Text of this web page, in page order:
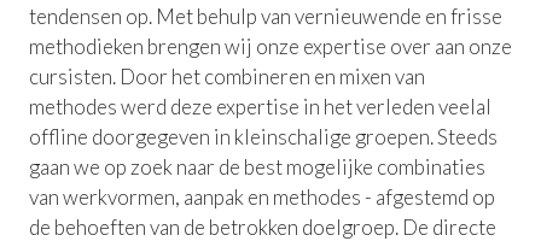
tendensen op. Met behulp van vernieuwende en frisse
methodieken brengen wij onze expertise over aan onze
cursisten. Door het combineren en mixen van
methodes werd deze expertise in het verleden veelal
offline doorgegeven in kleinschalige groepen. Steeds
gaan we op zoek naar de best mogelijke combinaties
van werkvormen, aanpak en methodes - afgestemd op
de behoeften van de betrokken doelgroep. De directe